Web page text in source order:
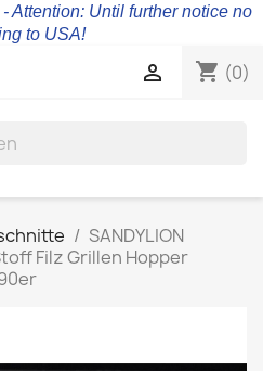
Attention: Until further notice no
to USA!
shopping_cart (0)

SANDYLION
Filz Grillen Hopper